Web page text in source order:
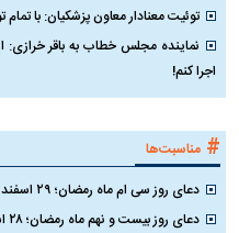
توئیت معنادار معاون پزشکیان: با
نماینده مجلس خطاب به باقر
اجرا کنم!
# مناسبت‌ها
دعای روز سی ام ماه رمضان؛ ۲۹ اسفند ۱۴۰۴
دعای روز بیست و نهم ماه رمضان؛ ۲۸ اسفند ۱۴۰۴